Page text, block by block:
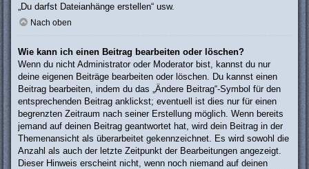
„Du darfst Dateianhänge erstellen“ usw.
Nach oben
Wie kann ich einen Beitrag bearbeiten oder löschen?
Wenn du nicht Administrator oder Moderator bist, kannst du nur
deine eigenen Beiträge bearbeiten oder löschen. Du kannst einen
Beitrag bearbeiten, indem du das „Ändere Beitrag“-Symbol für den
entsprechenden Beitrag anklickst; eventuell ist dies nur für einen
begrenzten Zeitraum nach seiner Erstellung möglich. Wenn bereits
jemand auf deinen Beitrag geantwortet hat, wird dein Beitrag in der
Themenansicht als überarbeitet gekennzeichnet. Es wird sowohl die
Anzahl als auch der letzte Zeitpunkt der Bearbeitungen angezeigt.
Dieser Hinweis erscheint nicht, wenn noch niemand auf deinen